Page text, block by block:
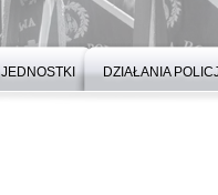
JEDNOSTKI DZIAŁANIA POLICJI